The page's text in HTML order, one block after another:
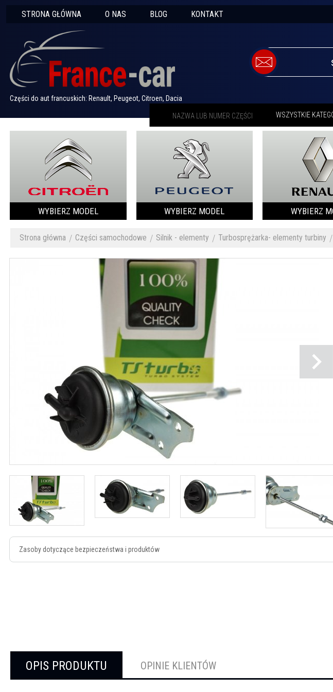
STRONA GŁÓWNA O NAS BLOG KONTAKT
Części do aut francuskich: Renault, Peugeot, Citroen, Dacia
WSZYSTKIE
WYBIERZ MODEL WYBIERZ MODEL WYBIERZ
Strona główna Części samochodowe Silnik - elementy Turbosprężarka- elementy turbiny
Zasoby dotyczące bezpieczeństwa i produktów
OPIS PRODUKTU OPINIE KLIENTÓW